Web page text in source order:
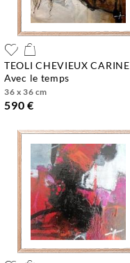
TEOLI CHEVIEUX CARINE
avec le temps
36 x 36 cm
590 €